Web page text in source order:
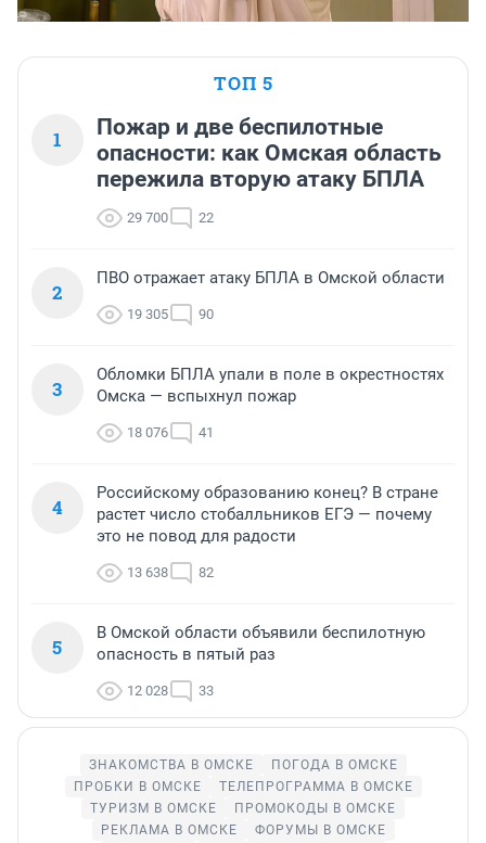
ТОП 5
1
Пожар и две беспилотные
опасности: как Омская область
пережила вторую атаку БПЛА
29 700 22
2
ПВО отражает атаку БПЛА в Омской области
19 305 90
3
Обломки БПЛА упали в поле в окрестностях
Омска — вспыхнул пожар
18 076 41
4
Российскому образованию конец? В стране
растет число стобалльников ЕГЭ — почему
это не повод для радости
13 638 82
5
В Омской области объявили беспилотную
опасность в пятый раз
12 028 33
ЗНАКОМСТВА В ОМСКЕ
ПОГОДА В ОМСКЕ
ПРОБКИ В ОМСКЕ
ТЕЛЕПРОГРАММА В ОМСКЕ
ТУРИЗМ В ОМСКЕ
ПРОМОКОДЫ В ОМСКЕ
РЕКЛАМА В ОМСКЕ
ФОРУМЫ В ОМСКЕ